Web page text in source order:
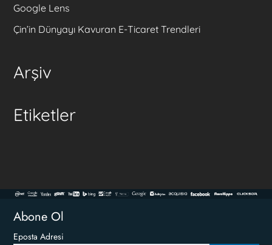
Google Lens
Çin’in Dünyayı Kavuran E-Ticaret Trendleri
Arşiv
Etiketler
Abone Ol
Eposta Adresi